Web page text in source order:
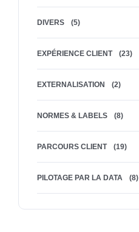
DIVERS (5)
EXPÉRIENCE CLIENT (23)
EXTERNALISATION (2)
NORMES & LABELS (8)
PARCOURS CLIENT (19)
PILOTAGE PAR LA DATA (8)